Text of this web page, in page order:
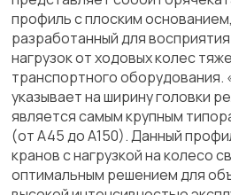
профиль с плоским
разработанный для
нагрузок от ходовых колес
транспортного оборудования.
указывает на ширину головки
является самым крупным
(от A45 до A150). Данный
кранов с нагрузкой на колесо
оптимальным решением для